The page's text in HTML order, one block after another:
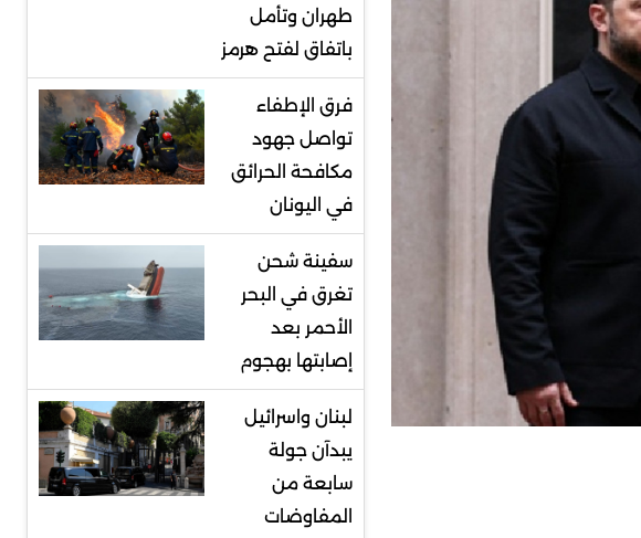
طهران وتأمل
باتفاق لفتح هرمز
فرق الإطفاء
تواصل جهود
مكافحة الحرائق
في اليونان
سفينة شحن
تغرق في البحر
الأحمر بعد
إصابتها بهجوم
لبنان واسرائيل
يبدآن جولة
سابعة من
المفاوضات